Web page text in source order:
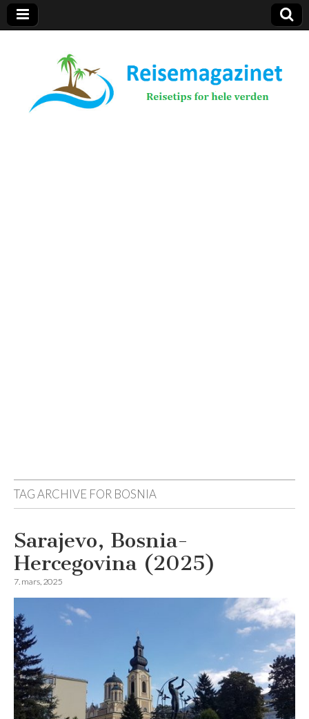
Reisemagazinet
TAG ARCHIVE FOR BOSNIA
Sarajevo, Bosnia-
Hercegovina (2025)
7. mars, 2025